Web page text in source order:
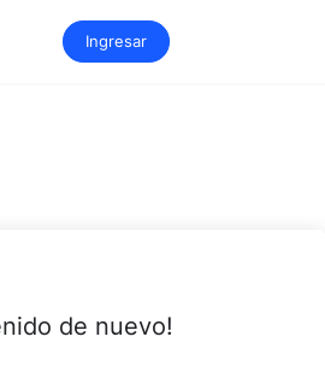
Ingresar
de nuevo!